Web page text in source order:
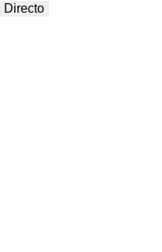
Directo